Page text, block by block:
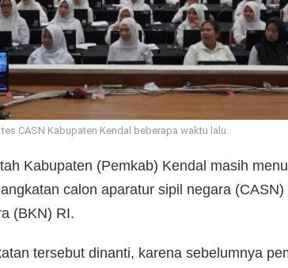
tes CASN Kabupaten Kendal beberapa waktu lalu.
Kabupaten (Pemkab) Kendal masih
calon aparatur sipil negara (CASN)
(BKN) RI.
tersebut dinanti, karena sebelumnya